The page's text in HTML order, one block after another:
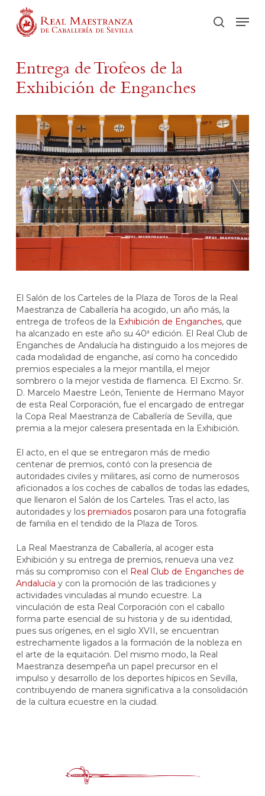
main
search
Entrega de Trofeos de la
Exhibición de Enganches
El Salón de los Carteles de la Plaza de Toros de la Real
Maestranza de Caballería ha acogido, un año más, la
entrega de trofeos de la Exhibición de Enganches, que
ha alcanzado en este año su 40ª edición. El Real Club de
Enganches de Andalucía ha distinguido a los mejores de
cada modalidad de enganche, así como ha concedido
premios especiales a la mejor mantilla, el mejor
sombrero o la mejor vestida de flamenca. El Excmo. Sr.
D. Marcelo Maestre León, Teniente de Hermano Mayor
de esta Real Corporación, fue el encargado de entregar
la Copa Real Maestranza de Caballería de Sevilla, que
premia a la mejor calesera presentada en la Exhibición.
El acto, en el que se entregaron más de medio
centenar de premios, contó con la presencia de
autoridades civiles y militares, así como de numerosos
aficionados a los coches de caballos de todas las edades,
que llenaron el Salón de los Carteles. Tras el acto, las
autoridades y los premiadosposaron para una fotografía
de familia en el tendido de la Plaza de Toros.
La Real Maestranza de Caballería, al acoger esta
Exhibición y su entrega de premios, renueva una vez
más su compromiso con el Real Club de Enganches de
Andalucía y con la promoción de las tradiciones y
actividades vinculadas al mundo ecuestre. La
vinculación de esta Real Corporación con el caballo
forma parte esencial de su historia y de su identidad,
pues sus orígenes, en el siglo XVII, se encuentran
estrechamente ligados a la formación de la nobleza en
el arte de la equitación. Del mismo modo, la Real
Maestranza desempeña un papel precursor en el
impulso y desarrollo de los deportes hípicos en Sevilla,
contribuyendo de manera significativa a la consolidación
de la cultura ecuestre en la ciudad.